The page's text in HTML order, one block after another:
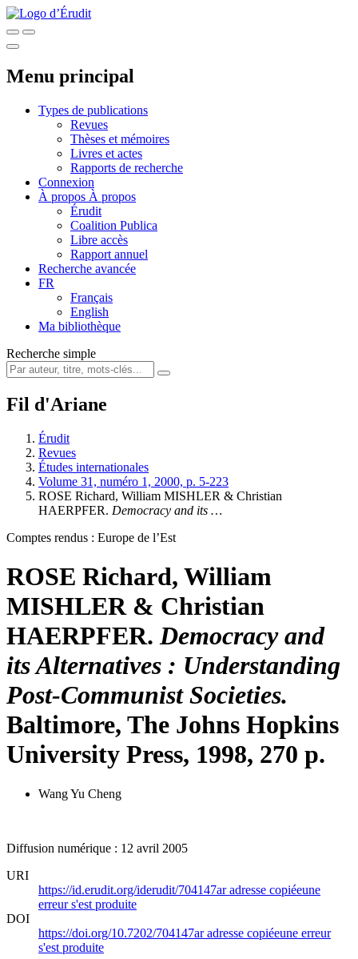
Menu principal
Types de publications
Revues
Thèses et mémoires
Livres et actes
Rapports de recherche
Connexion
À propos À propos
Érudit
Coalition Publica
Libre accès
Rapport annuel
Recherche avancée
FR
Français
English
Ma bibliothèque
Recherche simple
Fil d'Ariane
Érudit
Revues
Études internationales
Volume 31, numéro 1, 2000, p. 5-223
ROSE Richard, William MISHLER & Christian
HAERPFER. Democracy and its …
Comptes rendus : Europe de l’Est
ROSE Richard, William
MISHLER & Christian
HAERPFER. Democracy and
its Alternatives : Understanding
Post-Communist Societies.
Baltimore, The Johns Hopkins
University Press, 1998, 270 p.
Wang Yu Cheng
Diffusion numérique : 12 avril 2005
URI
https://id.erudit.org/iderudit/704147aradresse copiéeune
erreur s'est produite
DOI
https://doi.org/10.7202/704147aradresse copiéeune erreur
s'est produite